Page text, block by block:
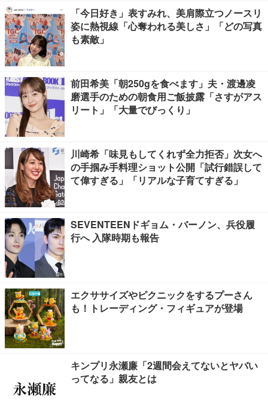
「今日好き」表すみれ、美肩際立つノースリ
姿に熱視線「心奪われる美しさ」「どの写真
も素敵」
前田希美「朝250gを食べます」夫・渡邊凌
磨選手のための朝食用ご飯披露「さすがアス
リート」「大量でびっくり」
川崎希「味見もしてくれず全力拒否」次女へ
の手掴み手料理ショット公開「試行錯誤して
て偉すぎる」「リアルな子育てすぎる」
SEVENTEENドギョム・バーノン、兵役履
行へ 入隊時期も報告
エクササイズやピクニックをするプーさん
も！トレーディング・フィギュアが登場
キンプリ永瀬廉「2週間会えてないとヤバい
ってなる」親友とは